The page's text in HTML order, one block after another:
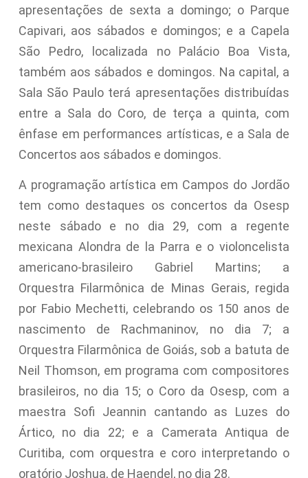
apresentações de sexta a domingo; o Parque
Capivari, aos sábados e domingos; e a Capela
São Pedro, localizada no Palácio Boa Vista,
também aos sábados e domingos. Na capital, a
Sala São Paulo terá apresentações distribuídas
entre a Sala do Coro, de terça a quinta, com
ênfase em performances artísticas, e a Sala de
Concertos aos sábados e domingos.
A programação artística em Campos do Jordão
tem como destaques os concertos da Osesp
neste sábado e no dia 29, com a regente
mexicana Alondra de la Parra e o violoncelista
americano-brasileiro Gabriel Martins; a
Orquestra Filarmônica de Minas Gerais, regida
por Fabio Mechetti, celebrando os 150 anos de
nascimento de Rachmaninov, no dia 7; a
Orquestra Filarmônica de Goiás, sob a batuta de
Neil Thomson, em programa com compositores
brasileiros, no dia 15; o Coro da Osesp, com a
maestra Sofi Jeannin cantando as Luzes do
Ártico, no dia 22; e a Camerata Antiqua de
Curitiba, com orquestra e coro interpretando o
oratório Joshua, de Haendel, no dia 28.